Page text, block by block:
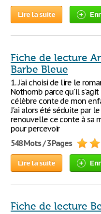
Lire la suite
Fiche de lecture
Barbe Bleue
1. J'ai choisi de lire le
Nothomb parce qu'il
célèbre conte de mon
J'ai alors été séduite par
renouvelle ce conte à sa
pour percevoir
548 Mots / 3 Pages
Lire la suite
Fiche de lecture